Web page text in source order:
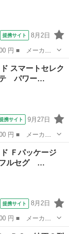
提携サイト 8月2日
リッド ■ グレ
ファインライン
スマートセレク
パワー…
携サイト 9月27日
■ グレード
パワーウインド
Ｆパッケージ
フルセグ …
提携サイト 8月2日
■ グレード